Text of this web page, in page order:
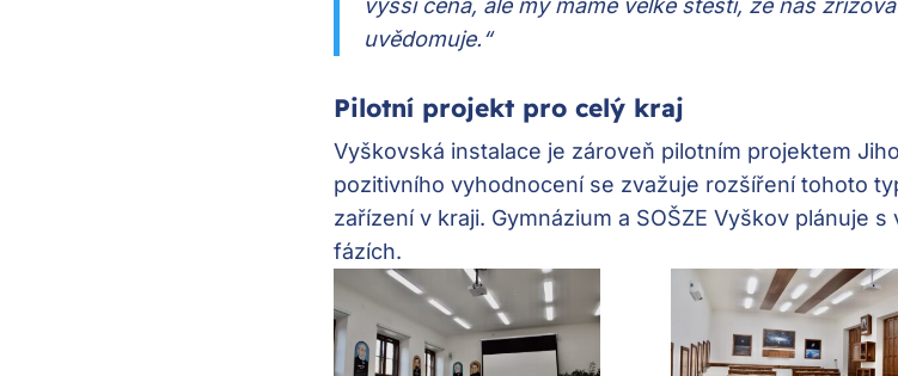
vyšší cena, ale my máme velké štěstí, že náš
uvědomuje.“
Pilotní projekt pro celý kraj
Vyškovská instalace je zároveň pilotním projektem
pozitivního vyhodnocení se zvažuje rozšíření tohoto
zařízení v kraji. Gymnázium a SOŠZE Vyškov plánuje
fázích.